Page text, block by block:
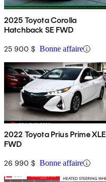
2025 Toyota Corolla
Hatchback SE FWD
25 900 $ Bonne affaire
2022 Toyota Prius Prime XLE
FWD
26 990 $ Bonne affaire